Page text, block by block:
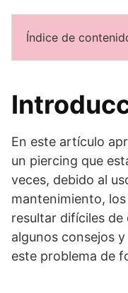
Índice de
En este artículo
un piercing que
veces, debido al
mantenimiento,
resultar difíciles de
algunos consejos
este problema de